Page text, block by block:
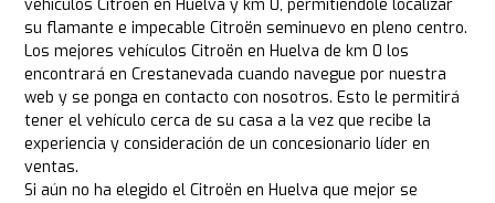
vehículos Citroën en Huelva y km 0, permitiéndole localizar
su flamante e impecable Citroën seminuevo en pleno centro.
Los mejores vehículos Citroën en Huelva de km 0 los
encontrará en Crestanevada cuando navegue por nuestra
web y se ponga en contacto con nosotros. Esto le permitirá
tener el vehículo cerca de su casa a la vez que recibe la
experiencia y consideración de un concesionario líder en
ventas.
Si aún no ha elegido el Citroën en Huelva que mejor se